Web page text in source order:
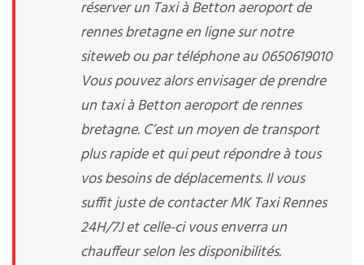
réserver un Taxi à Betton aeroport de
rennes bretagne en ligne sur notre
siteweb ou par téléphone au 0650619010
Vous pouvez alors envisager de prendre
un taxi à Betton aeroport de rennes
bretagne. C’est un moyen de transport
plus rapide et qui peut répondre à tous
vos besoins de déplacements. Il vous
suffit juste de contacter MK Taxi Rennes
24H/7J et celle-ci vous enverra un
chauffeur selon les disponibilités.